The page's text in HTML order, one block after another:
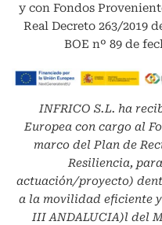
y con Fondos
Real Decreto 263/2019
BOE nº 89 de
INFRICO S.L. ha
Europea con cargo al
marco del Plan de
Resiliencia,
actuación/proyecto)
a la movilidad eficiente
III ANDALUCIA)l del